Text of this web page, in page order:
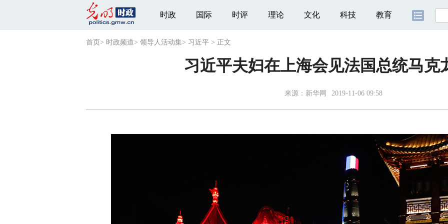
时政 国际 时评 理论 文化 科技 教育
首页 > 时政频道> 领导人活动集> 习近平 > 正文
习近平夫妇在上海会见法国总统马克
来源： 新华网 2019-11-06 09:58